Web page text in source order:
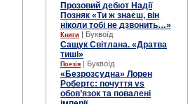
Прозовий дебют Надії
Позняк «Ти ж знаєш, він
ніколи тобі не дзвонить…»
Книги | Буквоїд
Сащук Світлана. «Дратва
тиші»
Поезія | Буквоїд
«Безрозсудна» Лорен
Робертс: почуття vs
обов’язок та повалені